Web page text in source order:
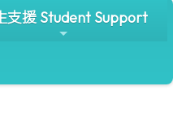
支援 Student Support